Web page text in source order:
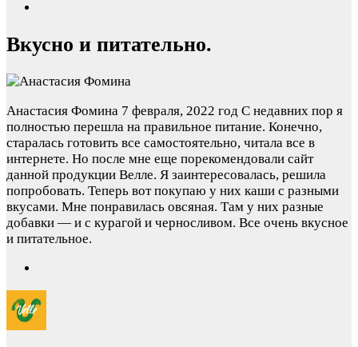
Вкусно и питательно.
Анастасия Фомина 7 февраля, 2022 год С недавних пор я
полностью перешла на правильное питание. Конечно,
старалась готовить все самостоятельно, читала все в
интернете. Но после мне еще порекомендовали сайт
данной продукции Велле. Я заинтересовалась, решила
попробовать. Теперь вот покупаю у них каши с разными
вкусами. Мне понравилась овсяная. Там у них разные
добавки — и с курагой и черносливом. Все очень вкусное
и питательное.